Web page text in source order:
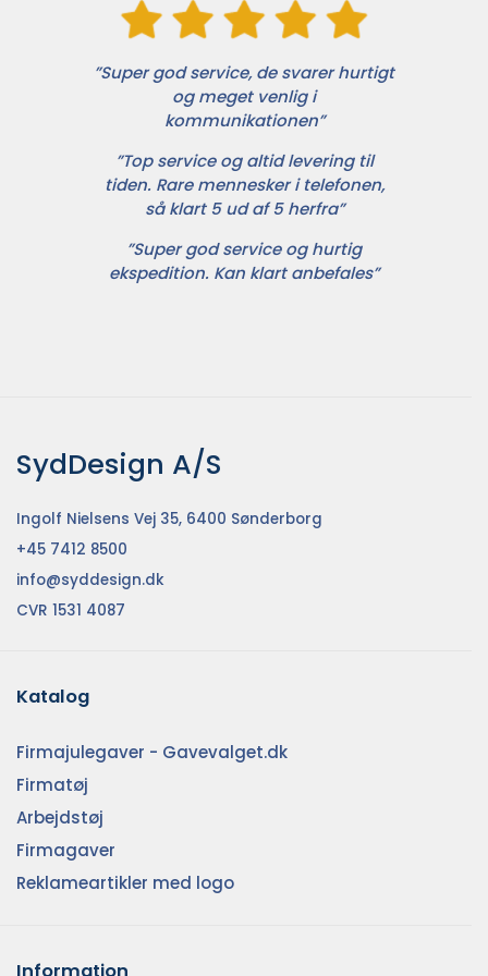
”Super god service, de svarer hurtigt
og meget venlig i
kommunikationen”
”Top service og altid levering til
tiden. Rare mennesker i telefonen,
så klart 5 ud af 5 herfra”
”Super god service og hurtig
ekspedition. Kan klart anbefales”
SydDesign A/S
Ingolf Nielsens Vej 35, 6400 Sønderborg
+45 7412 8500
info@syddesign.dk
CVR 1531 4087
Katalog
Firmajulegaver - Gavevalget.dk
Firmatøj
Arbejdstøj
Firmagaver
Reklameartikler med logo
Information